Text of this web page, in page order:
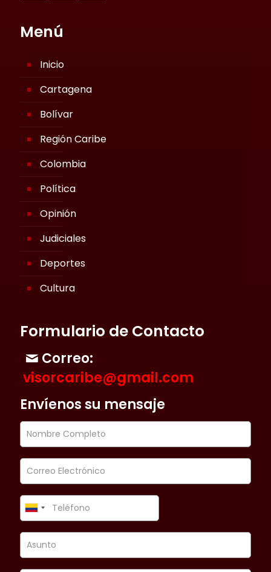
Menú
Inicio
Cartagena
Bolívar
Región Caribe
Colombia
Política
Opinión
Judiciales
Deportes
Cultura
Formulario de Contacto
Correo:
visorcaribe@gmail.com
Envíenos su mensaje